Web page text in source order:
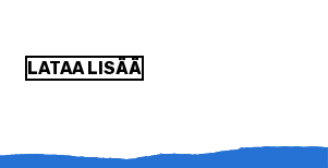
LATAA LISÄÄ